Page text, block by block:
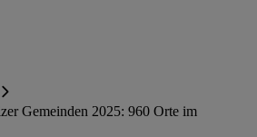
Gemeinden 2025: 960 Orte im